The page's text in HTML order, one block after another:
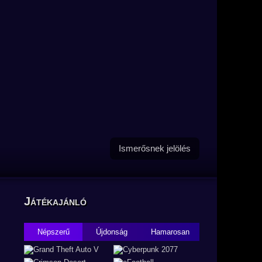
Ismerősnek jelölés
Játékajánló
Népszerű Újdonság Hamarosan